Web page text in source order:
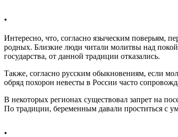
.
Интересно, что, согласно языческим поверьям,
родных. Близкие люди читали молитвы над
государства, от данной традиции отказались.
Также, согласно русским обыкновениям, если
обряд похорон невесты в России часто
В некоторых регионах существовал запрет на
По традиции, беременным давали проститься с
.